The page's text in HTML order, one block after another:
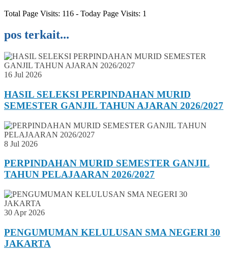
Total Page Visits: 116 - Today Page Visits: 1
pos terkait...
16 Jul 2026
HASIL SELEKSI PERPINDAHAN MURID
SEMESTER GANJIL TAHUN AJARAN 2026/2027
8 Jul 2026
PERPINDAHAN MURID SEMESTER GANJIL
TAHUN PELAJAARAN 2026/2027
30 Apr 2026
PENGUMUMAN KELULUSAN SMA NEGERI 30
JAKARTA